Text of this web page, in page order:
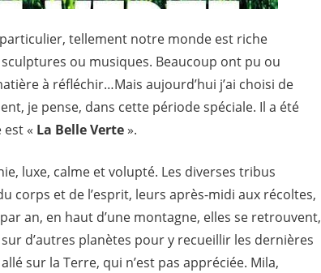
tellement notre monde est riche
ou musiques. Beaucoup ont pu ou
à réfléchir…Mais aujourd’hui j’ai choisi de
je pense, dans cette période spéciale. Il a été
« La Belle Verte».
luxe, calme et volupté. Les diverses tribus
corps et de l’esprit, leurs après-midi aux récoltes,
an, en haut d’une montagne, elles se retrouvent,
d’autres planètes pour y recueillir les dernières
sur la Terre, qui n’est pas appréciée. Mila,